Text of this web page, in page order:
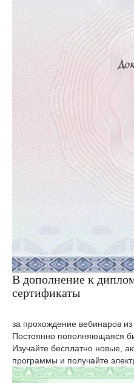
В дополнение к
сертификаты
за прохождение вебинаров
Постоянно пополняющаяся
Изучайте бесплатно новые,
программы и получайте